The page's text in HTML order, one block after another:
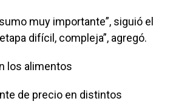
muy importante”, siguió el
difícil, compleja”, agregó.
los alimentos
de precio en distintos